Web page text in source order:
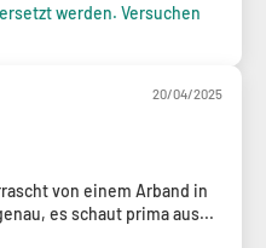
werden. Versuchen
20/04/2025
von einem Arband in
es schaut prima aus...